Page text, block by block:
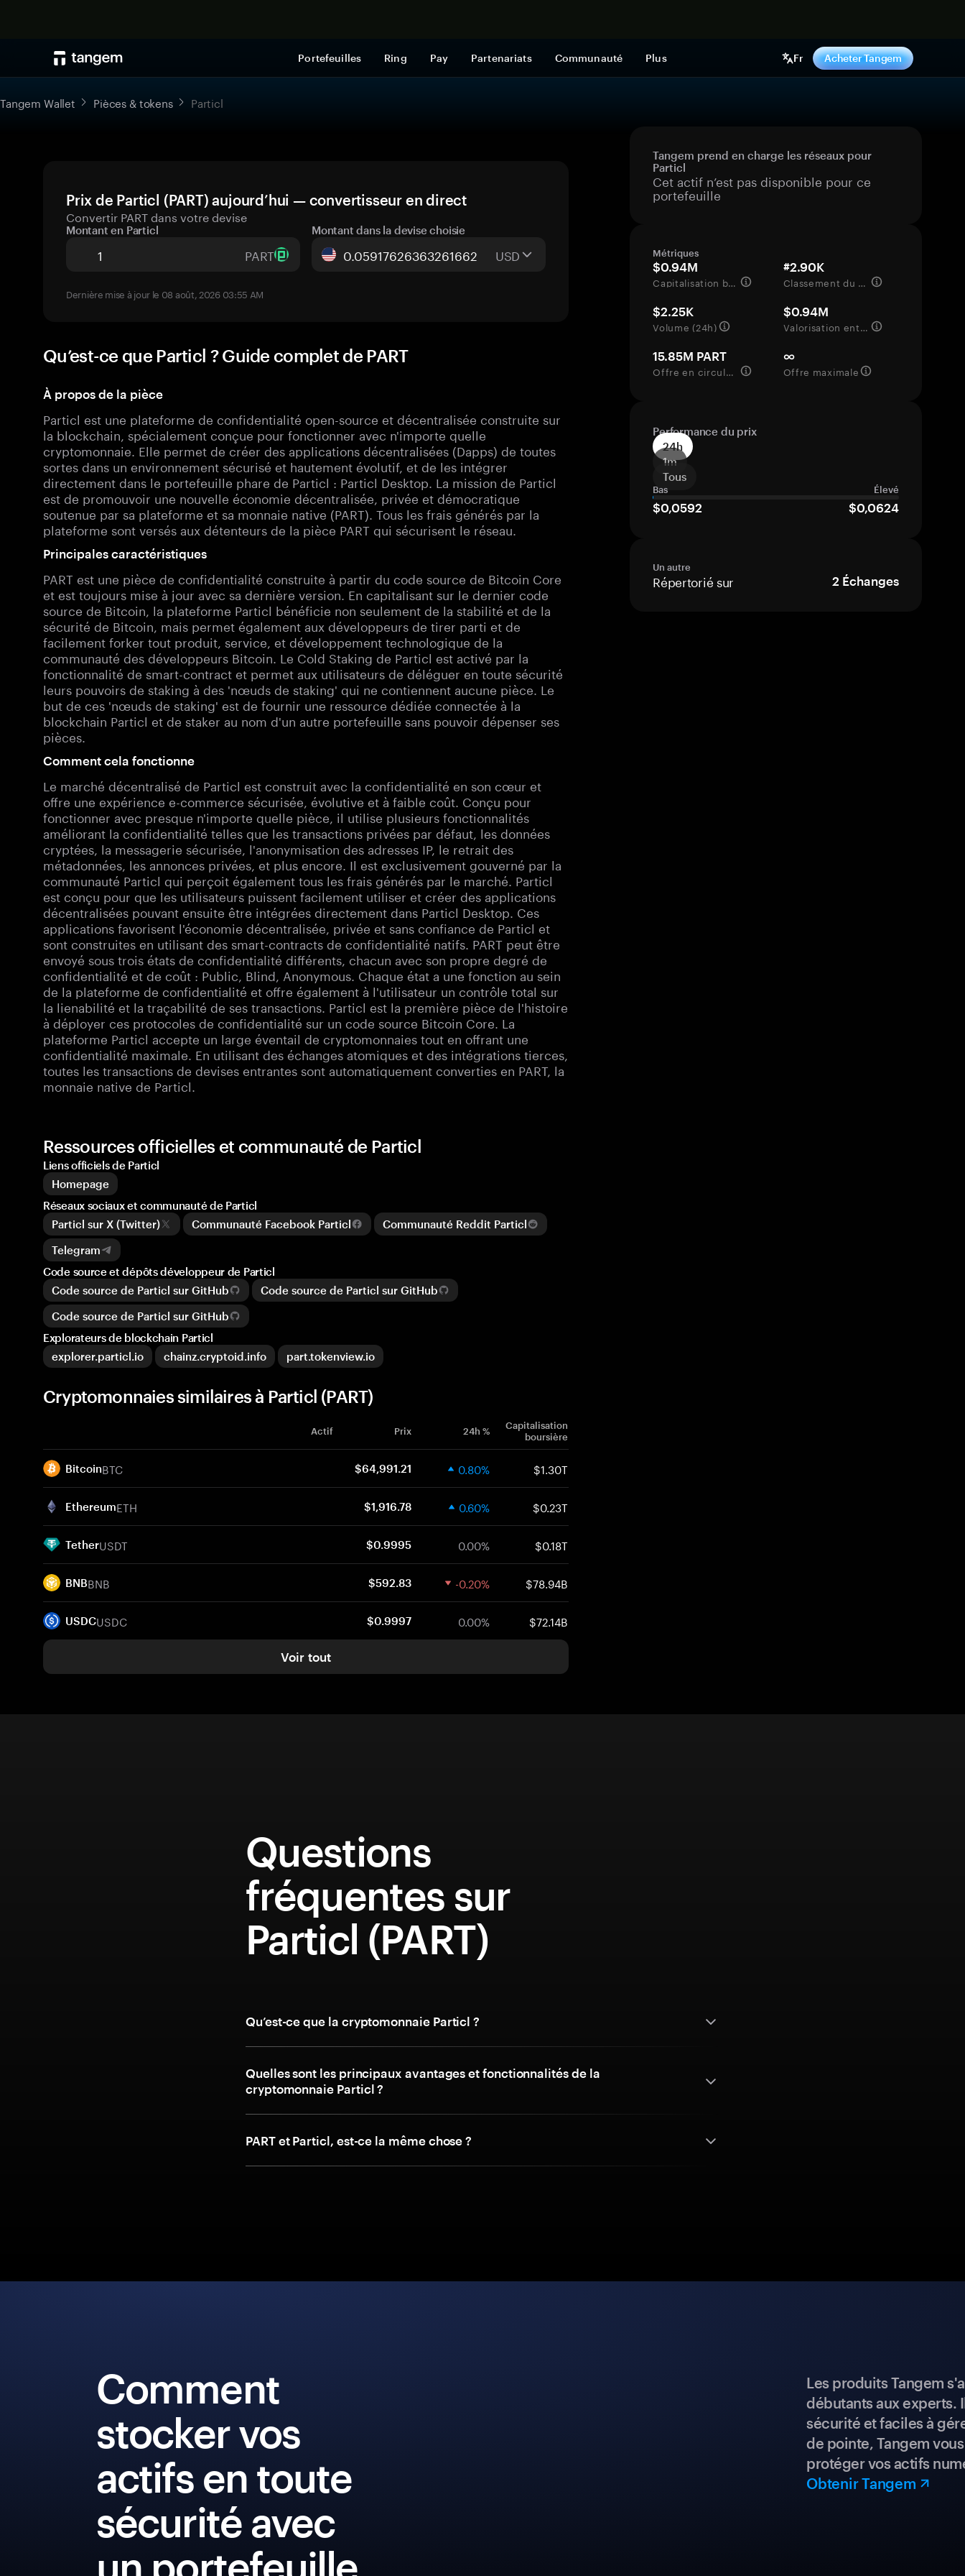
Portefeuilles Ring Pay Partenariats Communauté Plus Fr Acheter Tangem
Tangem Wallet Pièces & tokens Particl
Prix de Particl (PART) aujourd’hui — convertisseur en direct
Convertir PART dans votre devise
Montant en Particl
PART
Montant dans la devise choisie
USD
Dernière mise à jour le 08 août, 2026 03:55 AM
Qu’est-ce que Particl ? Guide complet de PART
À propos de la pièce
Particl est une plateforme de confidentialité open-source et décentralisée construite sur
la blockchain, spécialement conçue pour fonctionner avec n'importe quelle
cryptomonnaie. Elle permet de créer des applications décentralisées (Dapps) de toutes
sortes dans un environnement sécurisé et hautement évolutif, et de les intégrer
directement dans le portefeuille phare de Particl : Particl Desktop. La mission de Particl
est de promouvoir une nouvelle économie décentralisée, privée et démocratique
soutenue par sa plateforme et sa monnaie native (PART). Tous les frais générés par la
plateforme sont versés aux détenteurs de la pièce PART qui sécurisent le réseau.
Principales caractéristiques
PART est une pièce de confidentialité construite à partir du code source de Bitcoin Core
et est toujours mise à jour avec sa dernière version. En capitalisant sur le dernier code
source de Bitcoin, la plateforme Particl bénéficie non seulement de la stabilité et de la
sécurité de Bitcoin, mais permet également aux développeurs de tirer parti et de
facilement forker tout produit, service, et développement technologique de la
communauté des développeurs Bitcoin. Le Cold Staking de Particl est activé par la
fonctionnalité de smart-contract et permet aux utilisateurs de déléguer en toute sécurité
leurs pouvoirs de staking à des 'nœuds de staking' qui ne contiennent aucune pièce. Le
but de ces 'nœuds de staking' est de fournir une ressource dédiée connectée à la
blockchain Particl et de staker au nom d'un autre portefeuille sans pouvoir dépenser ses
pièces.
Comment cela fonctionne
Le marché décentralisé de Particl est construit avec la confidentialité en son cœur et
offre une expérience e-commerce sécurisée, évolutive et à faible coût. Conçu pour
fonctionner avec presque n'importe quelle pièce, il utilise plusieurs fonctionnalités
améliorant la confidentialité telles que les transactions privées par défaut, les données
cryptées, la messagerie sécurisée, l'anonymisation des adresses IP, le retrait des
métadonnées, les annonces privées, et plus encore. Il est exclusivement gouverné par la
communauté Particl qui perçoit également tous les frais générés par le marché. Particl
est conçu pour que les utilisateurs puissent facilement utiliser et créer des applications
décentralisées pouvant ensuite être intégrées directement dans Particl Desktop. Ces
applications favorisent l'économie décentralisée, privée et sans confiance de Particl et
sont construites en utilisant des smart-contracts de confidentialité natifs. PART peut être
envoyé sous trois états de confidentialité différents, chacun avec son propre degré de
confidentialité et de coût : Public, Blind, Anonymous. Chaque état a une fonction au sein
de la plateforme de confidentialité et offre également à l'utilisateur un contrôle total sur
la lienabilité et la traçabilité de ses transactions. Particl est la première pièce de l'histoire
à déployer ces protocoles de confidentialité sur un code source Bitcoin Core. La
plateforme Particl accepte un large éventail de cryptomonnaies tout en offrant une
confidentialité maximale. En utilisant des échanges atomiques et des intégrations tierces,
toutes les transactions de devises entrantes sont automatiquement converties en PART, la
monnaie native de Particl.
Tangem prend en charge les réseaux pour
Particl
Cet actif n’est pas disponible pour ce
portefeuille
Métriques
$0.94M
Capitalisation boursière
#2.90K
Classement du marché
$2.25K
Volume (24h)
$0.94M
Valorisation entièrement diluée
15.85M PART
Offre en circulation
∞
Offre maximale
Performance du prix
24h
1m
Tous
Bas Élevé
$0,0592 $0,0624
Un autre
Répertorié sur 2 Échanges
Ressources officielles et communauté de Particl
Liens officiels de Particl
Homepage
Réseaux sociaux et communauté de Particl
Particl sur X (Twitter)
Communauté Facebook Particl
Communauté Reddit Particl
Telegram
Code source et dépôts développeur de Particl
Code source de Particl sur GitHub
Code source de Particl sur GitHub
Code source de Particl sur GitHub
Explorateurs de blockchain Particl
explorer.particl.io
chainz.cryptoid.info part.tokenview.io
Cryptomonnaies similaires à Particl (PART)
Actif Prix 24h %
Capitalisation
boursière
BitcoinBTC $64,991.21 0.80% $1.30T
EthereumETH $1,916.78 0.60% $0.23T
TetherUSDT $0.9995 0.00% $0.18T
BNBBNB $592.83 -0.20% $78.94B
USDCUSDC $0.9997 0.00% $72.14B
Voir tout
Questions
fréquentes sur
Particl (PART)
Qu’est-ce que la cryptomonnaie Particl ?
Quelles sont les principaux avantages et fonctionnalités de la
cryptomonnaie Particl ?
PART et Particl, est-ce la même chose ?
Comment
stocker vos
actifs en toute
sécurité avec
un portefeuille
Les produits Tangem
débutants aux experts.
sécurité et faciles à
de pointe, Tangem
protéger vos actifs
Obtenir Tangem